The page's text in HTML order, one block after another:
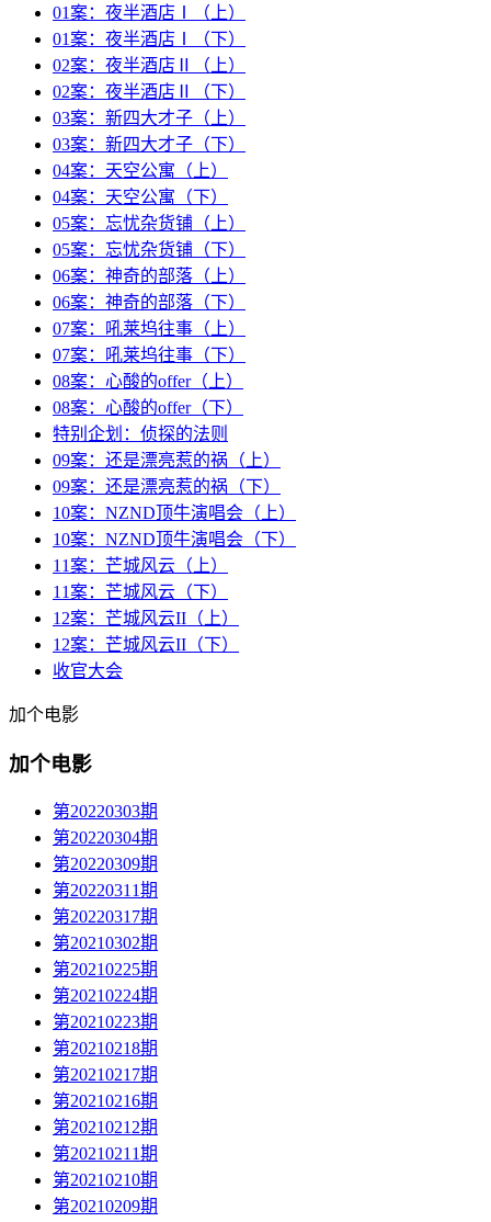
01案：夜半酒店Ⅰ（上）
01案：夜半酒店Ⅰ（下）
02案：夜半酒店Ⅱ（上）
02案：夜半酒店Ⅱ（下）
03案：新四大才子（上）
03案：新四大才子（下）
04案：天空公寓（上）
04案：天空公寓（下）
05案：忘忧杂货铺（上）
05案：忘忧杂货铺（下）
06案：神奇的部落（上）
06案：神奇的部落（下）
07案：吼莱坞往事（上）
07案：吼莱坞往事（下）
08案：心酸的offer（上）
08案：心酸的offer（下）
特别企划：侦探的法则
09案：还是漂亮惹的祸（上）
09案：还是漂亮惹的祸（下）
10案：NZND顶牛演唱会（上）
10案：NZND顶牛演唱会（下）
11案：芒城风云（上）
11案：芒城风云（下）
12案：芒城风云II（上）
12案：芒城风云II（下）
收官大会
加个电影
加个电影
第20220303期
第20220304期
第20220309期
第20220311期
第20220317期
第20210302期
第20210225期
第20210224期
第20210223期
第20210218期
第20210217期
第20210216期
第20210212期
第20210211期
第20210210期
第20210209期